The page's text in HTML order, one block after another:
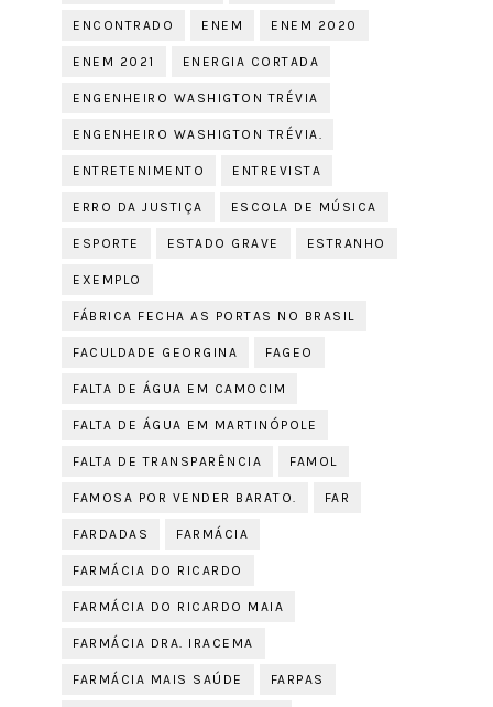
ENCONTRADO ENEM ENEM 2020
ENEM 2021 ENERGIA CORTADA
ENGENHEIRO WASHIGTON TRÉVIA
ENGENHEIRO WASHIGTON TRÉVIA.
ENTRETENIMENTO ENTREVISTA
ERRO DA JUSTIÇA ESCOLA DE MÚSICA
ESPORTE ESTADO GRAVE ESTRANHO
EXEMPLO
FÁBRICA FECHA AS PORTAS NO BRASIL
FACULDADE GEORGINA FAGEO
FALTA DE ÁGUA EM CAMOCIM
FALTA DE ÁGUA EM MARTINÓPOLE
FALTA DE TRANSPARÊNCIA FAMOL
FAMOSA POR VENDER BARATO. FAR
FARDADAS FARMÁCIA
FARMÁCIA DO RICARDO
FARMÁCIA DO RICARDO MAIA
FARMÁCIA DRA. IRACEMA
FARMÁCIA MAIS SAÚDE FARPAS